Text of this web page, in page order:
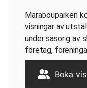
Marabouparken
visningar av
under säsong av
företag,
Boka